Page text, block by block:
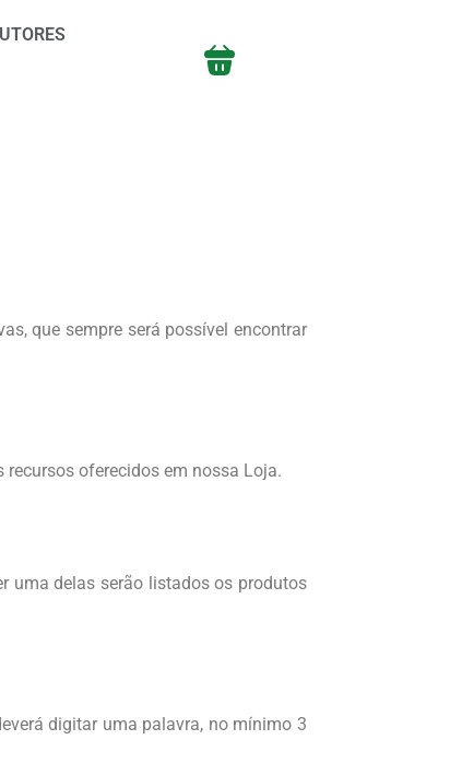
que sempre será possível encontrar
oferecidos em nossa Loja.
uma delas serão listados os produtos
digitar uma palavra, no mínimo 3